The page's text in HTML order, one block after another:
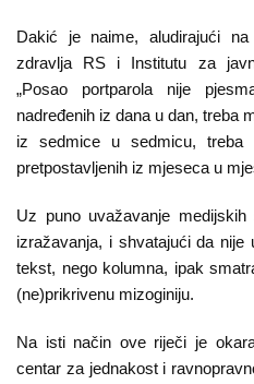
licem
Sigurna
kuća
Pravna
pomoć
Antitrafiking
Dokumenti
Dakić je naime, aludirajući
zdravlja RS i Institutu za
„Posao portparola nije
nadređenih iz dana u dan, treba
iz sedmice u sedmicu, treba
pretpostavljenih iz mjeseca u
Uz puno uvažavanje
izražavanja, i shvatajući da nije
tekst, nego kolumna, ipak
(ne)prikrivenu mizoginiju.
Na isti način ove riječi je
centar za jednakost i